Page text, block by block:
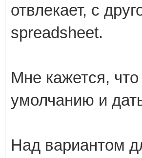
отвлекает, с
spreadsheet.
Мне кажется,
умолчанию и
Над вариантом